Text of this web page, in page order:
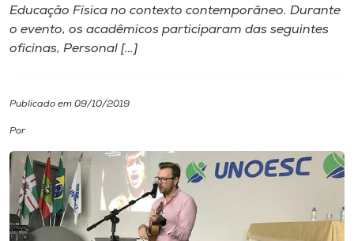
I.nova
Cultura
CPA
Biblioteca
Educação Física no contexto contemporâneo. Durante
o evento, os acadêmicos participaram das seguintes
oficinas, Personal […]
Publicado em 09/10/2019
Por